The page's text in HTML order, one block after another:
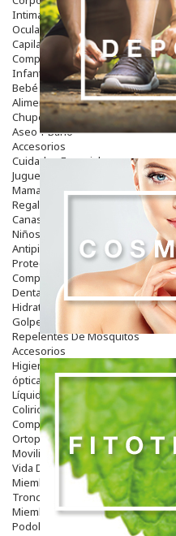
Intima
Ocular
Capilar
Complementos
Infantil
Bebé
Alimentación Y Complementos
Chupetes Y Mordedores
Aseo Y Baño
Accesorios
Cuidados Especiales
Juguetes
Mama
Regalos
Canastilla
Niños
Antipiojos
Protección Solar
Complementos Alimentarios
Dentales
Hidratantes
Golpes Y Hematomas
Repelentes De Mosquitos
Accesorios
Higiene
óptica
Líquidos Lentillas
Colirios
Complementos Alimentarios.
Ortopedia - Accesorios
Movilidad
Vida Diaria
Miembro Superior
Tronco
Miembro Inferior
Podología